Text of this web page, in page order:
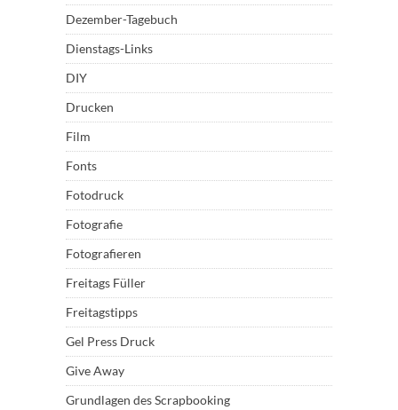
Dezember-Tagebuch
Dienstags-Links
DIY
Drucken
Film
Fonts
Fotodruck
Fotografie
Fotografieren
Freitags Füller
Freitagstipps
Gel Press Druck
Give Away
Grundlagen des Scrapbooking